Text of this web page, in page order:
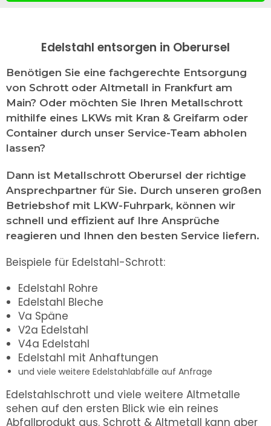
Edelstahl entsorgen in Oberursel
Benötigen Sie eine fachgerechte Entsorgung
von Schrott oder Altmetall in Frankfurt am
Main? Oder möchten Sie Ihren Metallschrott
mithilfe eines LKWs mit Kran & Greifarm oder
Container durch unser Service-Team abholen
lassen?
Dann ist Metallschrott Oberursel der richtige
Ansprechpartner für Sie. Durch unseren großen
Betriebshof mit LKW-Fuhrpark, können wir
schnell und effizient auf Ihre Ansprüche
reagieren und Ihnen den besten Service liefern.
Beispiele für Edelstahl-Schrott:
Edelstahl Rohre
Edelstahl Bleche
Va Späne
V2a Edelstahl
V4a Edelstahl
Edelstahl mit Anhaftungen
und viele weitere Edelstahlabfälle auf Anfrage
Edelstahlschrott und viele weitere Altmetalle
sehen auf den ersten Blick wie ein reines
Abfallprodukt aus. Schrott & Altmetall kann aber